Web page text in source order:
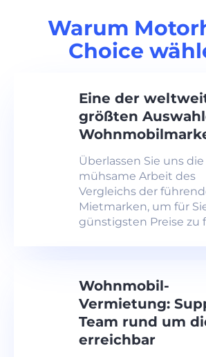
Warum
Choice
Eine der
größten
Überlassen Sie uns die
mühsame Arbeit des
Vergleichs der
Mietmarken, um für
günstigsten Preise zu
Wohnmobil-
Vermietung:
Team rund um
erreichbar